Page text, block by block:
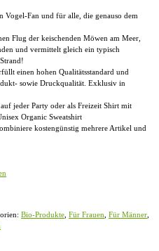
Fan und für alle, die genauso dem
Flug der keischenden Möwen am Meer,
und vermittelt gleich ein typisch
einen hohen Qualitätsstandard und
sowie Druckqualität. Exklusiv in
jeder Party oder als Freizeit Shirt mit
Organic Sweatshirt
kostengünstig mehrere Artikel und
Bio-Produkte Für Frauen Für Männer